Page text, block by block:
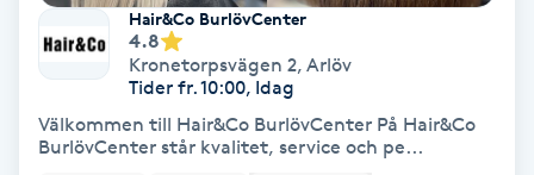
Meditation
Medium
Hair&Co BurlövCenter
4.8
Kronetorpsvägen 2, Arlöv
Tider fr. 10:00, Idag
Välkommen till Hair&Co BurlövCenter På Hair&Co
BurlövCenter står kvalitet, service och pe...